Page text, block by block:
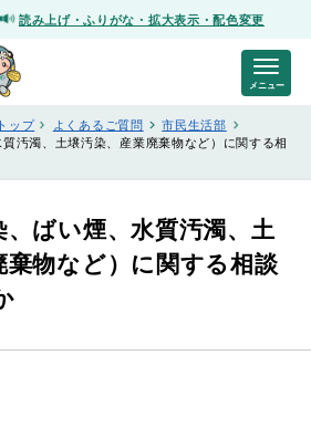
読み上げ・ふりがな・拡大表示・配色変更
ップ よくあるご質問
市民生活部
汚濁、土壌汚染、産業廃棄物など）に関する相
、ばい煙、水質汚濁、土
棄物など）に関する相談
メニュー